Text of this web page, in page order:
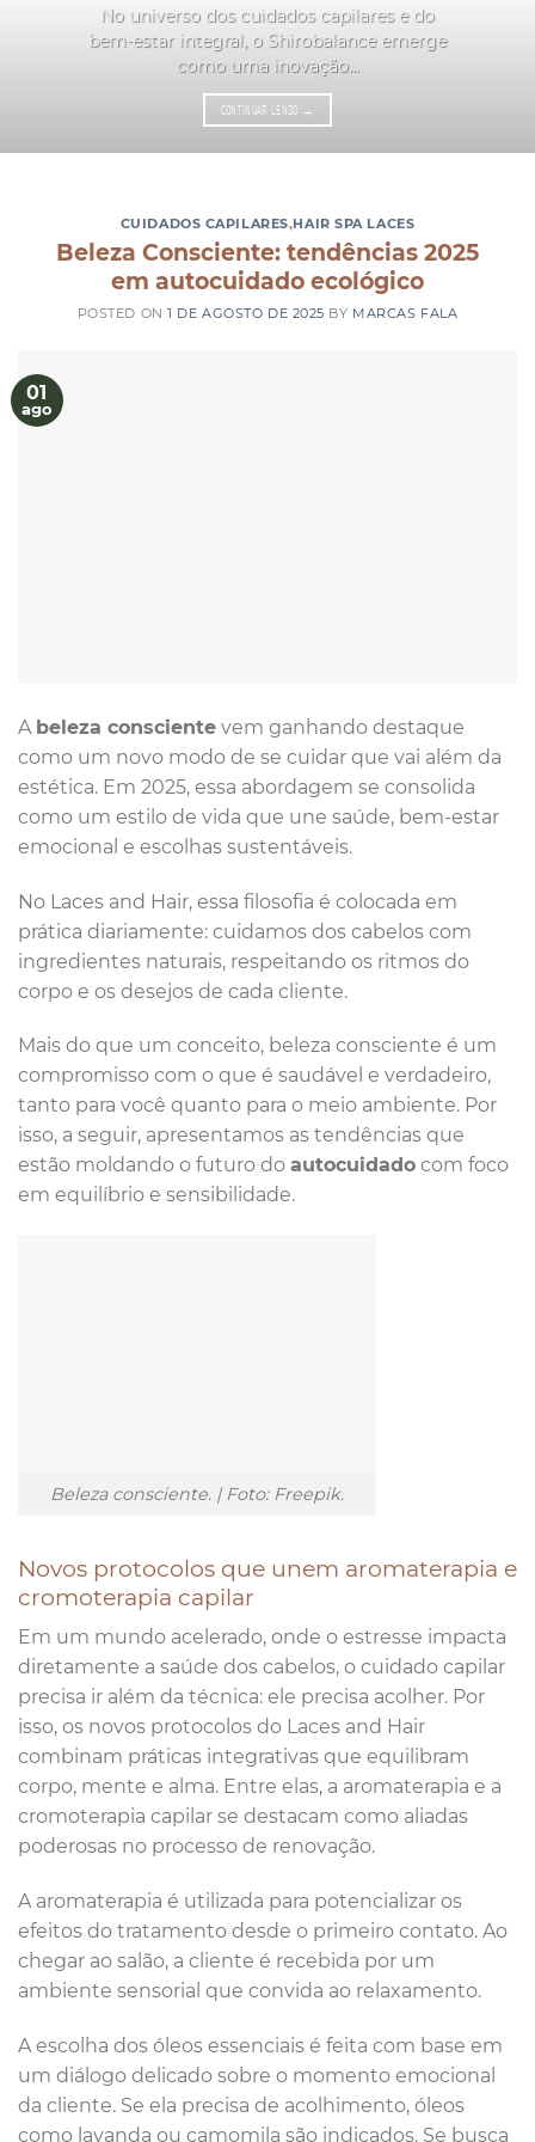
No universo dos cuidados capilares e do
bem-estar integral, o Shirobalance emerge
como uma inovação...
CONTINUAR LENDO →
CUIDADOS CAPILARES,HAIR SPA LACES
Beleza Consciente: tendências 2025
em autocuidado ecológico
POSTED ON1 DE AGOSTO DE 2025 BY MARCAS FALA
01
ago
A beleza consciente vem ganhando destaque
como um novo modo de se cuidar que vai além da
estética. Em 2025, essa abordagem se consolida
como um estilo de vida que une saúde, bem-estar
emocional e escolhas sustentáveis.
No Laces and Hair, essa filosofia é colocada em
prática diariamente: cuidamos dos cabelos com
ingredientes naturais, respeitando os ritmos do
corpo e os desejos de cada cliente.
Mais do que um conceito, beleza consciente é um
compromisso com o que é saudável e verdadeiro,
tanto para você quanto para o meio ambiente. Por
isso, a seguir, apresentamos as tendências que
estão moldando o futuro do autocuidado com foco
em equilíbrio e sensibilidade.
Beleza consciente. | Foto: Freepik.
Novos protocolos que unem aromaterapia e
cromoterapia capilar
Em um mundo acelerado, onde o estresse impacta
diretamente a saúde dos cabelos, o cuidado capilar
precisa ir além da técnica: ele precisa acolher. Por
isso, os novos protocolos do Laces and Hair
combinam práticas integrativas que equilibram
corpo, mente e alma. Entre elas, a aromaterapia e a
cromoterapia capilar se destacam como aliadas
poderosas no processo de renovação.
A aromaterapia é utilizada para potencializar os
efeitos do tratamento desde o primeiro contato. Ao
chegar ao salão, a cliente é recebida por um
ambiente sensorial que convida ao relaxamento.
A escolha dos óleos essenciais é feita com base em
um diálogo delicado sobre o momento emocional
da cliente. Se ela precisa de acolhimento, óleos
como lavanda ou camomila são indicados. Se busca